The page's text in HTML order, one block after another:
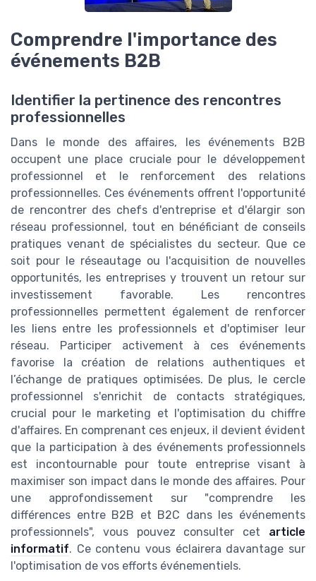
Comprendre l'importance des
événements B2B
Identifier la pertinence des rencontres
professionnelles
Dans le monde des affaires, les événements B2B
occupent une place cruciale pour le développement
professionnel et le renforcement des relations
professionnelles. Ces événements offrent l'opportunité
de rencontrer des chefs d'entreprise et d'élargir son
réseau professionnel, tout en bénéficiant de conseils
pratiques venant de spécialistes du secteur. Que ce
soit pour le réseautage ou l'acquisition de nouvelles
opportunités, les entreprises y trouvent un retour sur
investissement favorable. Les rencontres
professionnelles permettent également de renforcer
les liens entre les professionnels et d'optimiser leur
réseau. Participer activement à ces événements
favorise la création de relations authentiques et
l’échange de pratiques optimisées. De plus, le cercle
professionnel s'enrichit de contacts stratégiques,
crucial pour le marketing et l'optimisation du chiffre
d'affaires. En comprenant ces enjeux, il devient évident
que la participation à des événements professionnels
est incontournable pour toute entreprise visant à
maximiser son impact dans le monde des affaires. Pour
une approfondissement sur "comprendre les
différences entre B2B et B2C dans les événements
professionnels", vous pouvez consulter cet article
informatif. Ce contenu vous éclairera davantage sur
l'optimisation de vos efforts événementiels.